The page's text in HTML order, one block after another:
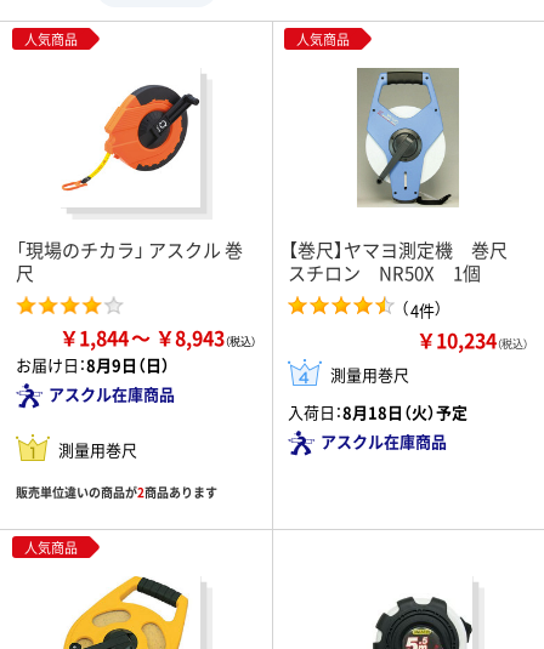
人気商品
「現場のチカラ」 アスクル 巻
尺
￥1,844 ￥8,943
お届け日：8月9日（日）
アスクル在庫商品
測量用巻尺
販売単位違いの商品が2商品あります
人気商品
【巻尺】ヤマヨ測定機 巻尺
スチロン NR50X 1個
（4件）
￥10,234（税込）
測量用巻尺
入荷日：8月18日（火）予定
アスクル在庫商品
人気商品